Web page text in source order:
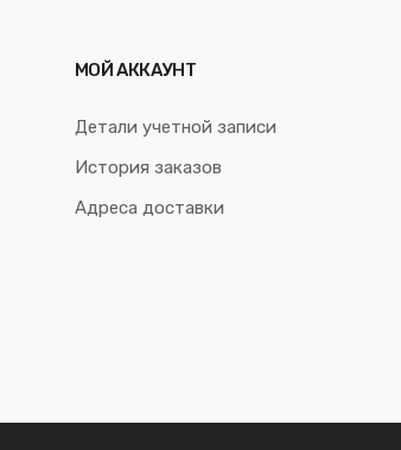
МОЙ АККАУНТ
Детали учетной записи
История заказов
Адреса доставки